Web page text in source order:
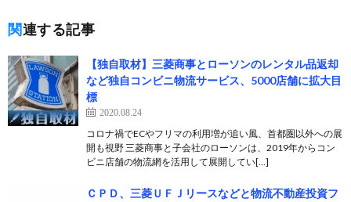
関連する記事
【独自取材】三菱商事とローソンのレンタル品返却
など独自コンビニ物流サービス、5000店舗に拡大目
標
2020.08.24
コロナ禍でECやフリマの利用増が追い風、首都圏以外への展
開も視野 三菱商事と子会社のローソンは、2019年からコン
ビニ店舗の物流網を活用して展開してい[…]
ＣＰＤ、三菱ＵＦＪリースなどと物流不動産投資フ